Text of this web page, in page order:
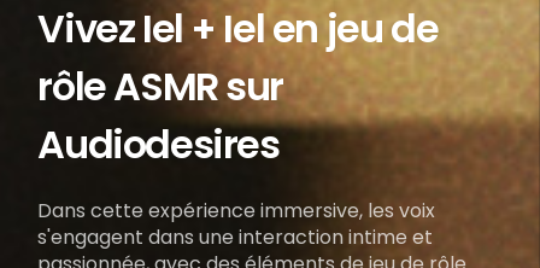
Vivez Iel + Iel en jeu de
rôle ASMR sur
Audiodesires
Dans cette expérience immersive, les voix
s'engagent dans une interaction intime et